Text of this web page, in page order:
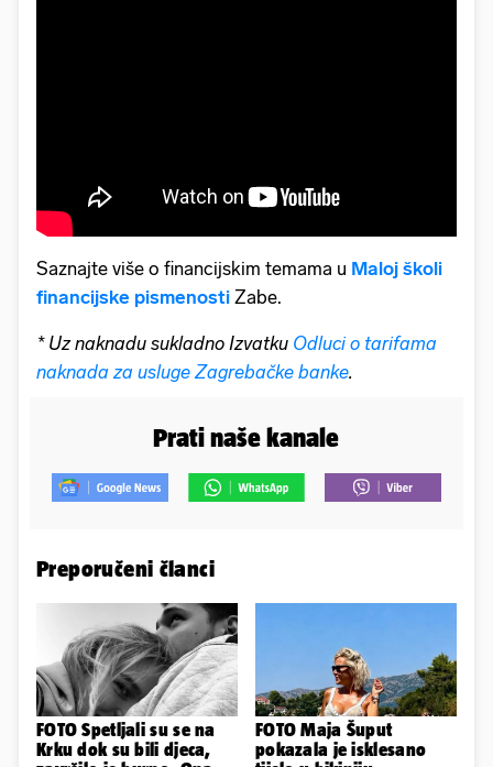
Saznajte više o financijskim temama u Maloj školi
financijske pismenosti Zabe.
* Uz naknadu sukladno Izvatku Odluci o tarifama
naknada za usluge Zagrebačke banke.
Prati naše kanale
Preporučeni članci
FOTO Spetljali su se na
Krku dok su bili djeca,
FOTO Maja Šuput
pokazala je isklesano